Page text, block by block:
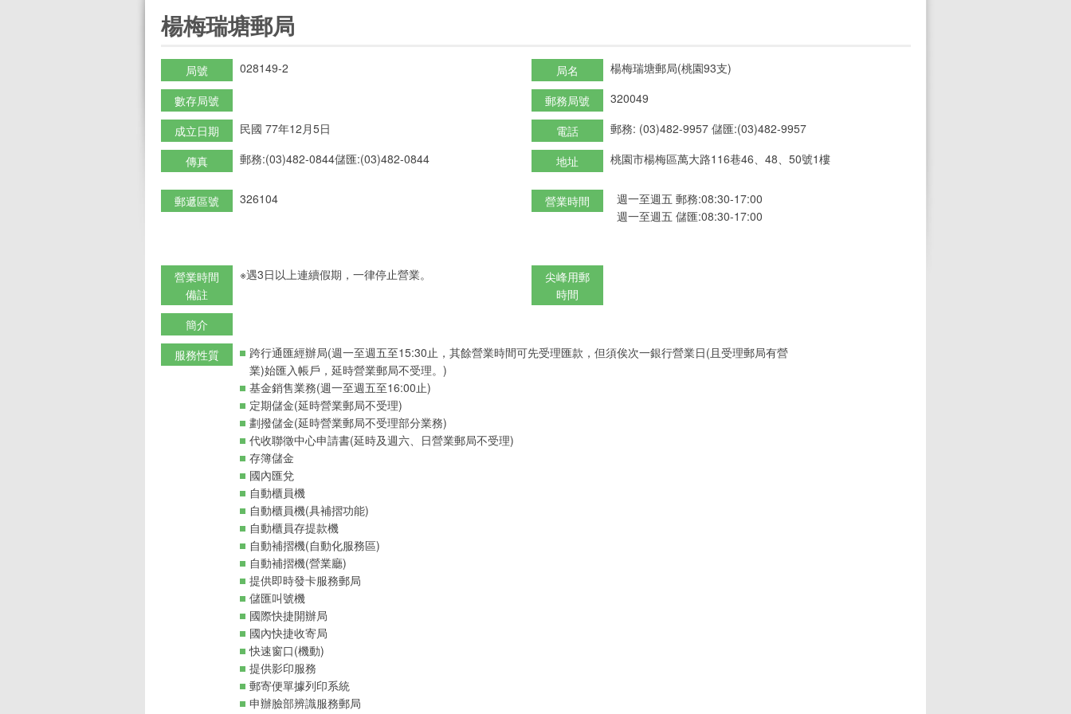
楊梅瑞塘郵局
局號 028149-2 局名 楊梅瑞塘郵局(桃園93支)
數存局號 郵務局號 320049
成立日期 民國 77年12月5日 電話 郵務: (03)482-9957 儲匯:(03)482-9957
傳真 郵務:(03)482-0844儲匯:(03)482-0844 地址 桃園市楊梅區萬大路116巷46、48、50號1樓
郵遞區號 326104 營業時間
週一至週五 郵務:08:30-17:00
週一至週五 儲匯:08:30-17:00
營業時間
備註
※遇3日以上連續假期，一律停止營業。
尖峰用郵
時間
簡介
服務性質
跨行通匯經辦局(週一至週五至15:30止，其餘營業時間可先受理匯款，但須俟次一銀行營業日(且受理郵局有營
業)始匯入帳戶，延時營業郵局不受理。)
基金銷售業務(週一至週五至16:00止)
定期儲金(延時營業郵局不受理)
劃撥儲金(延時營業郵局不受理部分業務)
代收聯徵中心申請書(延時及週六、日營業郵局不受理)
存簿儲金
國內匯兌
自動櫃員機
自動櫃員機(具補摺功能)
自動櫃員存提款機
自動補摺機(自動化服務區)
自動補摺機(營業廳)
提供即時發卡服務郵局
儲匯叫號機
國際快捷開辦局
國內快捷收寄局
快速窗口(機動)
提供影印服務
郵寄便單據列印系統
申辦臉部辨識服務郵局